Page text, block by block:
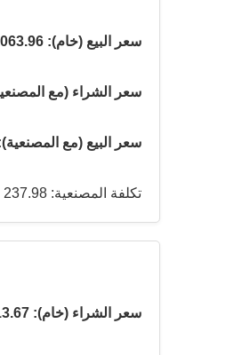
سعر البيع (خام): 3,063.96 ليرة تركية
سعر الشراء (مع المصنعية): 3,212.70 ليرة
سعر البيع (مع المصنعية): 3,309.08 ليرة
تكلفة المصنعية: 237.98 ليرة تركية
سعر الشراء (خام): 2,313.67 ليرة تركية